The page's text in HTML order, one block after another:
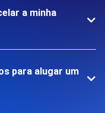
a minha
para alugar um